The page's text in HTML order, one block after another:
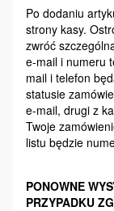
Po dodaniu
strony kasy.
zwróć
e-mail i numeru
mail i telefon
statusie
e-mail, drugi z
Twoje
listu będzie
PONOWNE
PRZYPADKU